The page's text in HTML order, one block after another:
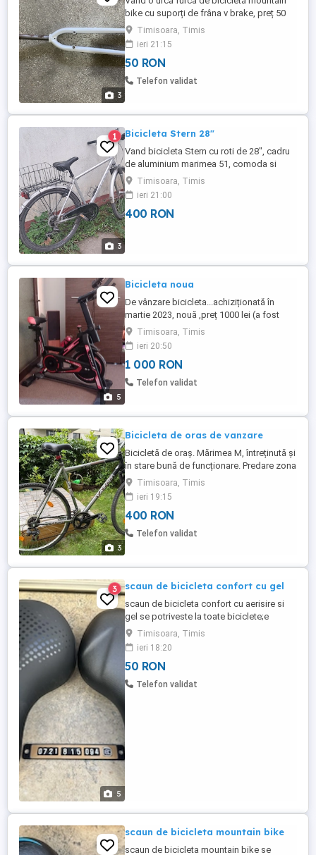
3
bike cu suporți de frâna v brake, preț 50
lei,Timișoara, tel. .
Timisoara, Timis
ieri 21:15
50 RON
Telefon validat
3
1 Bicicleta Stern 28"
Vand bicicleta Stern cu roti de 28", cadru
de aluminium marimea 51, comoda si
usoara. Portbagaj, aparatori, cric.
Timisoara, Timis
ieri 21:00
400 RON
5
Bicicleta noua
De vânzare bicicleta...achiziționată în
martie 2023, nouă ,preț 1000 lei (a fost
cumpărată cu 1300 lei de pe Emag) Se
poate vedea, testa, in zona Prințul Turcesc
Telefon
Timisoara, Timis
ieri 20:50
1 000 RON
Telefon validat
3
Bicicleta de oras de vanzare
Bicicletă de oraș. Mărimea M, întreținută și
în stare bună de funcționare. Predare zona
Take Ionescu, Timișoara
Timisoara, Timis
ieri 19:15
400 RON
Telefon validat
5
3 scaun de bicicleta confort cu gel
scaun de bicicleta confort cu aerisire si
gel se potriveste la toate biciclete;e
produs nou ultimu pret 50 lei predare in
Timisoara,zona Dambovita str Dreptatea
nr 61.
Timisoara, Timis
ieri 18:20
50 RON
Telefon validat
scaun de bicicleta mountain bike
scaun de bicicleta mountain bike se